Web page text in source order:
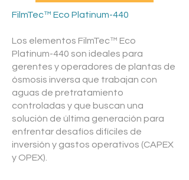
FilmTec™ Eco Platinum-440
Los elementos FilmTec™ Eco
Platinum-440 son ideales para
gerentes y operadores de plantas de
ósmosis inversa que trabajan con
aguas de pretratamiento
controladas y que buscan una
solución de última generación para
enfrentar desafíos difíciles de
inversión y gastos operativos (CAPEX
y OPEX).